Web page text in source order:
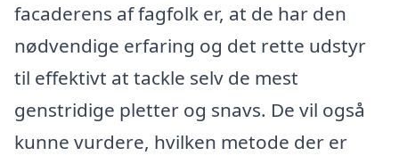
facaderens af fagfolk er, at de har den
nødvendige erfaring og det rette udstyr
til effektivt at tackle selv de mest
genstridige pletter og snavs. De vil også
kunne vurdere, hvilken metode der er